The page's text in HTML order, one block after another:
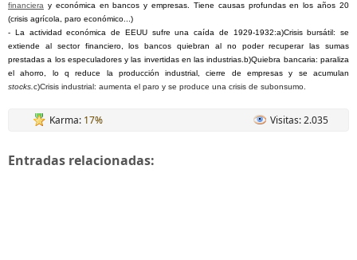
financiera y económica en bancos y empresas. Tiene causas profundas en los años 20
(crisis agrícola, paro económico...)
- La actividad económica de EEUU sufre una caída de 1929-1932:a)Crisis bursátil: se
extiende al sector financiero, los bancos quiebran al no poder recuperar las sumas
prestadas a los especuladores y las invertidas en las industrias.b)Quiebra bancaria: paraliza
el ahorro, lo q reduce la producción industrial, cierre de empresas y se acumulan
stocks. c)Crisis industrial: aumenta el paro y se produce una crisis de subonsumo.
Karma: 17% Visitas: 2.035
Entradas relacionadas: